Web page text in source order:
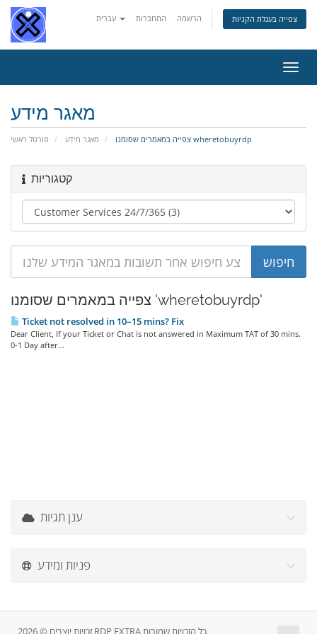
התחברות הרשמה צפייה בעגלת הקניות
ניווט
מאגר מידע
פורטל ראשי מאגר מידע צפייה במאמרים שסומנו wheretobuyrdp
קטגוריות
צפייה במאמרים שסומנו 'wheretobuyrdp'
Ticket not resolved in 10–15 mins? Fix
Dear Client, If your Ticket or Chat is not answered in Maximum TAT of 30 mins.
0-1 Day after...
ענן תגיות
פניות ומידע
זכויות יוצרים © 2026 RDP EXTRA כל הזכויות שמורות.